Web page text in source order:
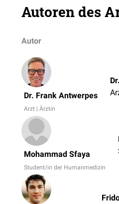
Autoren des
Autor
Dr. Frank Antwerpes
Arzt | Ärztin
Mohammad Sfaya
Student/in der Humanmedizin